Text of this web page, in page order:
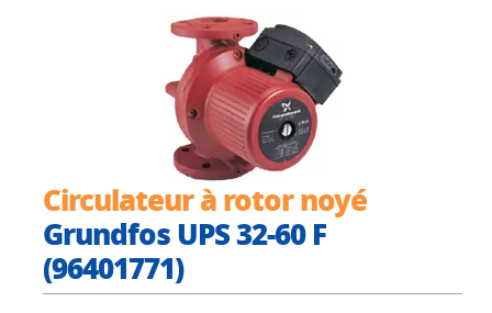
Circulateur à rotor noyé
Grundfos UPS 32-60 F
(96401771)